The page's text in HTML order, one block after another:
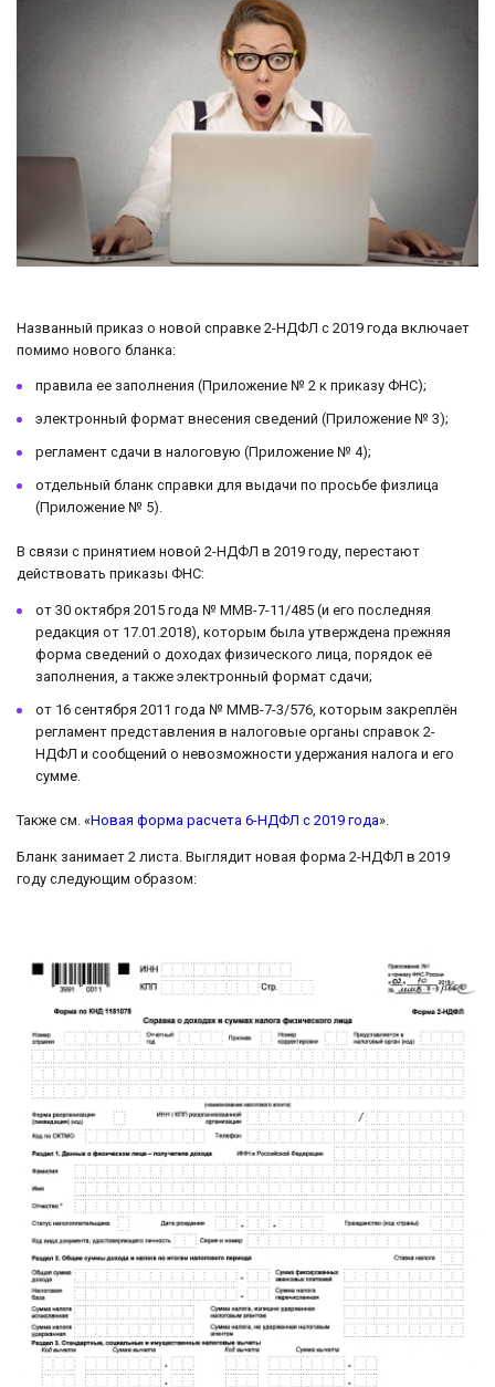
Названный приказ о новой справке 2-НДФЛ с 2019 года включает
помимо нового бланка:
правила ее заполнения (Приложение № 2 к приказу ФНС);
электронный формат внесения сведений (Приложение № 3);
регламент сдачи в налоговую (Приложение № 4);
отдельный бланк справки для выдачи по просьбе физлица
(Приложение № 5).
В связи с принятием новой 2-НДФЛ в 2019 году, перестают
действовать приказы ФНС:
от 30 октября 2015 года № ММВ-7-11/485 (и его последняя
редакция от 17.01.2018), которым была утверждена прежняя
форма сведений о доходах физического лица, порядок её
заполнения, а также электронный формат сдачи;
от 16 сентября 2011 года № ММВ-7-3/576, которым закреплён
регламент представления в налоговые органы справок 2-
НДФЛ и сообщений о невозможности удержания налога и его
сумме.
Также см. «Новая форма расчета 6-НДФЛ с 2019 года».
Бланк занимает 2 листа. Выглядит новая форма 2-НДФЛ в 2019
году следующим образом: